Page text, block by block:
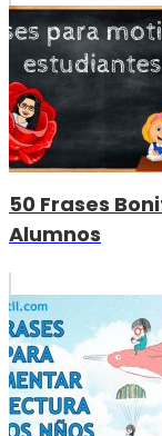
50 Frases
Alumnos